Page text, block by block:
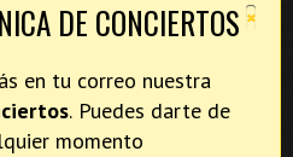
×
DE CONCIERTOS
en tu correo nuestra
. Puedes darte de
momento